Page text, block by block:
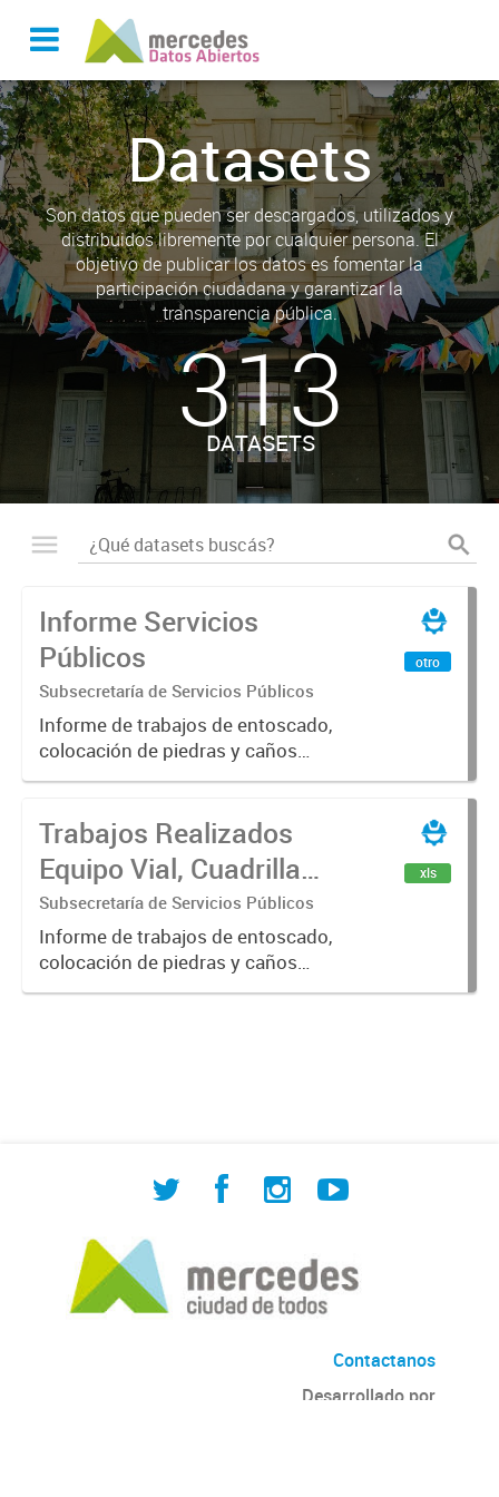
Datasets
Son datos que pueden ser descargados, utilizados y
distribuidos libremente por cualquier persona. El
objetivo de publicar los datos es fomentar la
participación ciudadana y garantizar la
transparencia pública.
313
DATASETS
Informe Servicios
Públicos
Subsecretaría de Servicios Públicos
Informe de trabajos de entoscado,
colocación de piedras y caños
(zanjeo - cruce de calles) Informe
construcción, colocación de tapa
registro, reparación...
otro
Trabajos Realizados
Equipo Vial, Cuadrilla
Bacheo, Servicio
Eléctrico - Noviembre
2021
Subsecretaría de Servicios Públicos
Informe de trabajos de entoscado,
colocación de piedras y caños
(zanjeo - cruce de calles) Informe
xls
Contactanos
Desarrollado por